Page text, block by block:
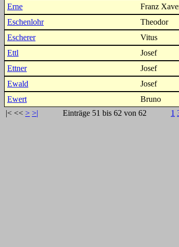
Erne
Franz
Eschenlohr
Theodor
Escherer
Vitus
Ettl
Josef
Ettner
Josef
Ewald
Josef
Ewert
Bruno
|< << > >| Einträge 51 bis 62 von 62 1